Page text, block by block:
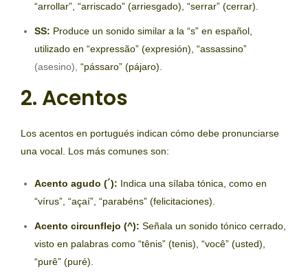
“arrollar”, “arriscado” (arriesgado), “serrar” (cerrar).
SS: Produce un sonido similar a la “s” en español,
utilizado en “expressão” (expresión), “assassino”
(asesino), “pássaro” (pájaro).
2. Acentos
Los acentos en portugués indican cómo debe pronunciarse
una vocal. Los más comunes son:
Acento agudo (´): Indica una sílaba tónica, como en
“vírus”, “açaí”, “parabéns” (felicitaciones).
Acento circunflejo (^): Señala un sonido tónico cerrado,
visto en palabras como “tênis” (tenis), “você” (usted),
“purê” (puré).